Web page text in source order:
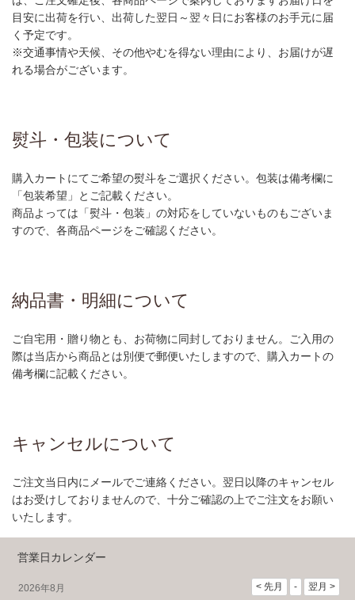
目安に出荷を行い、出荷した翌日～翌々日にお客様のお手元に届
く予定です。
※交通事情や天候、その他やむを得ない理由により、お届けが遅
れる場合がございます。
熨斗・包装について
購入カートにてご希望の熨斗をご選択ください。包装は備考欄に
「包装希望」とご記載ください。
商品よっては「熨斗・包装」の対応をしていないものもございま
すので、各商品ページをご確認ください。
納品書・明細について
ご自宅用・贈り物とも、お荷物に同封しておりません。ご入用の
際は当店から商品とは別便で郵便いたしますので、購入カートの
備考欄に記載ください。
キャンセルについて
ご注文当日内にメールでご連絡ください。翌日以降のキャンセル
はお受けしておりませんので、十分ご確認の上でご注文をお願い
いたします。
営業日カレンダー
2026年8月